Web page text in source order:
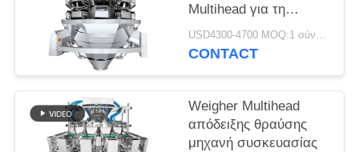
Multihead για τη
σαλάτα
USD4300-4700 MOQ:1 σύνολο
CONTACT
Weigher Multihead
απόδειξης θραύσης
μηχανή συσκευασίας